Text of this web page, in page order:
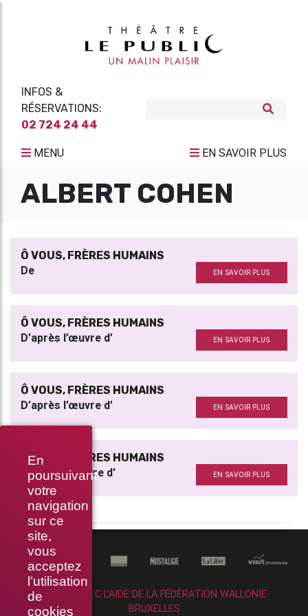
En
poursuivant
votre
navigation
sur ce
site,
vous
acceptez
l’utilisation
de
cookies
INFOS &
RÉSERVATIONS:
02 724 24 44
MENU EN SAVOIR PLUS
ALBERT COHEN
Ô VOUS, FRÈRES HUMAINS
De EN SAVOIR PLUS
Ô VOUS, FRÈRES HUMAINS
D’après l’œuvre d’ EN SAVOIR PLUS
Ô VOUS, FRÈRES HUMAINS
D’après l’œuvre d’ EN SAVOIR PLUS
Ô VOUS, FRÈRES HUMAINS
D'après l'oeuvre d' EN SAVOIR PLUS
RÉALISÉ AVEC L’AIDE DE LA FÉDÉRATION WALLONIE-
BRUXELLES